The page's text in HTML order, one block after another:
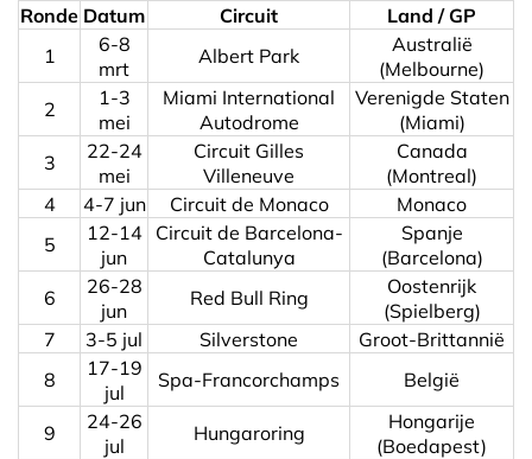
Ronde Datum Circuit
Land / GP
1
6-8
mrt
Albert Park
Australië
(Melbourne)
2
1-3
mei
Miami International
Autodrome
Verenigde Staten
(Miami)
3
22-24
mei
Circuit Gilles
Villeneuve
Canada
(Montreal)
4
4-7 jun Circuit de Monaco
Monaco
5
12-14
jun
Circuit de Barcelona-
Catalunya
Spanje
(Barcelona)
6
26-28
jun
Red Bull Ring
Oostenrijk
(Spielberg)
7
3-5 jul Silverstone
Groot-Brittannië
8
17-19
jul
Spa-Francorchamps België
9
24-26
jul
Hungaroring
Hongarije
(Boedapest)